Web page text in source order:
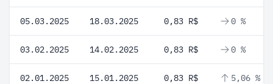
05.03.2025 18.03.2025 0,83 R$ 0 %
03.02.2025 14.02.2025 0,83 R$ 0 %
02.01.2025 15.01.2025 0,83 R$ 5,06 %